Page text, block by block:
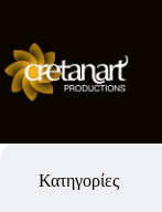
περιεχόμενο
Κατηγορίες